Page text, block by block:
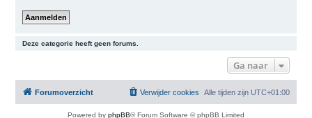
Deze categorie heeft geen forums.
Ga naar
Forumoverzicht Alle tijden zijn UTC+01:00
Verwijder cookies
Powered by phpBB® Forum Software © phpBB Limited